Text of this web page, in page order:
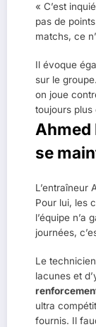
« C’est
pas de
matchs, ce
Il évoque
sur le
on joue
toujours plus
Ahmed
se
L’entraîneur
Pour lui, les
l’équipe n’a
journées,
Le
lacunes et
ultra
fournis. Il